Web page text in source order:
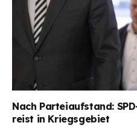
Nach Parteiaufstand:
reist in Kriegsgebiet